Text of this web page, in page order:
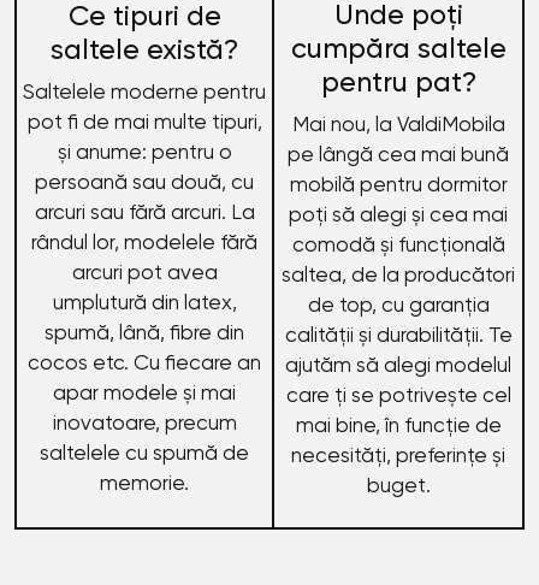
Ce tipuri de
saltele există?
Saltelele moderne pentru
pot fi de mai multe tipuri,
și anume: pentru o
persoană sau două, cu
arcuri sau fără arcuri. La
rândul lor, modelele fără
arcuri pot avea
umplutură din latex,
spumă, lână, fibre din
cocos etc. Cu fiecare an
apar modele și mai
inovatoare, precum
saltelele cu spumă de
memorie.
Unde poți
cumpăra saltele
pentru pat?
Mai nou, la ValdiMobila
pe lângă cea mai bună
mobilă pentru dormitor
poți să alegi și cea mai
comodă și funcțională
saltea, de la producători
de top, cu garanția
calității și durabilității. Te
ajutăm să alegi modelul
care ți se potrivește cel
mai bine, în funcție de
necesități, preferințe și
buget.